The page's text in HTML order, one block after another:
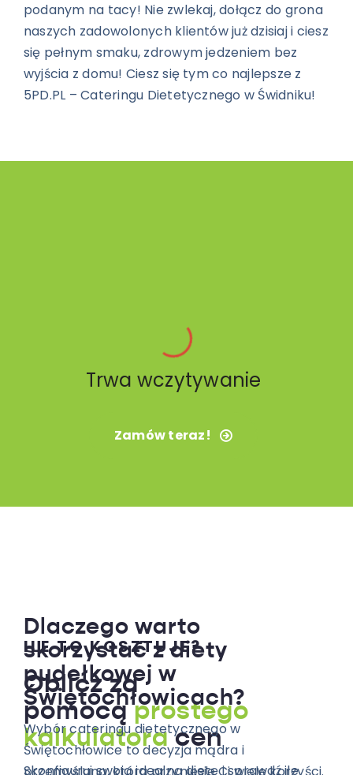
podanym na tacy! Nie zwlekaj, dołącz do grona
naszych zadowolonych klientów już dzisiaj i ciesz
się pełnym smaku, zdrowym jedzeniem bez
wyjścia z domu! Ciesz się tym co najlepsze z
5PD.PL – Cateringu Dietetycznego w Świdniku!
ILE TO KOSZTUJE?
Oblicz za
pomocąprostego
kalkulatoracen
Skonfiguruj swoją idealną dietę i sprawdź ile
Trwa wczytywanie
Zamów teraz!
Dlaczego warto
skorzystać z diety
pudełkowej w
Świętochłowicach?
Wybór cateringu dietetycznego w
Świętochłowice to decyzja mądra i